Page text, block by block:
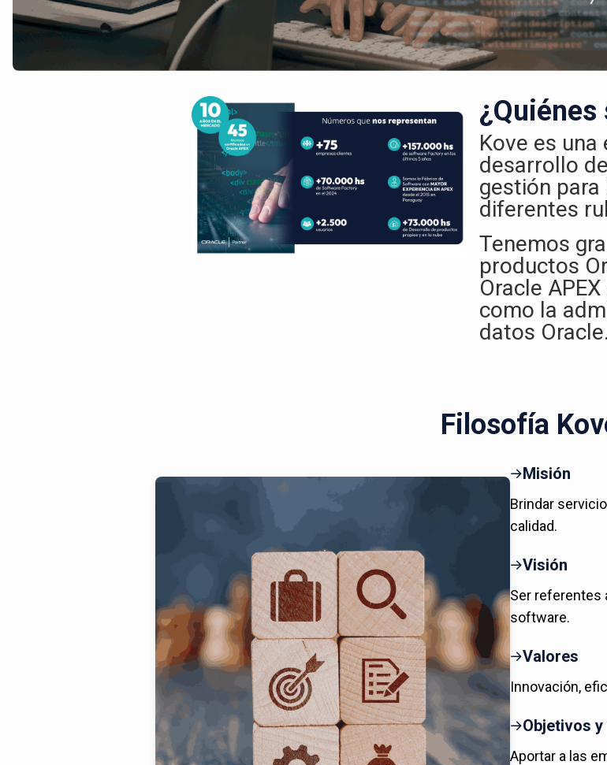
¿Quiénes
Kove es
desarrollo
gestión
diferentes
Tenemos
productos
Oracle
como la
datos Oracle.
Filosofía
Misión
Brindar
calidad.
Visión
Ser referentes
software.
Valores
Innovación,
Objetivos
Aportar a las